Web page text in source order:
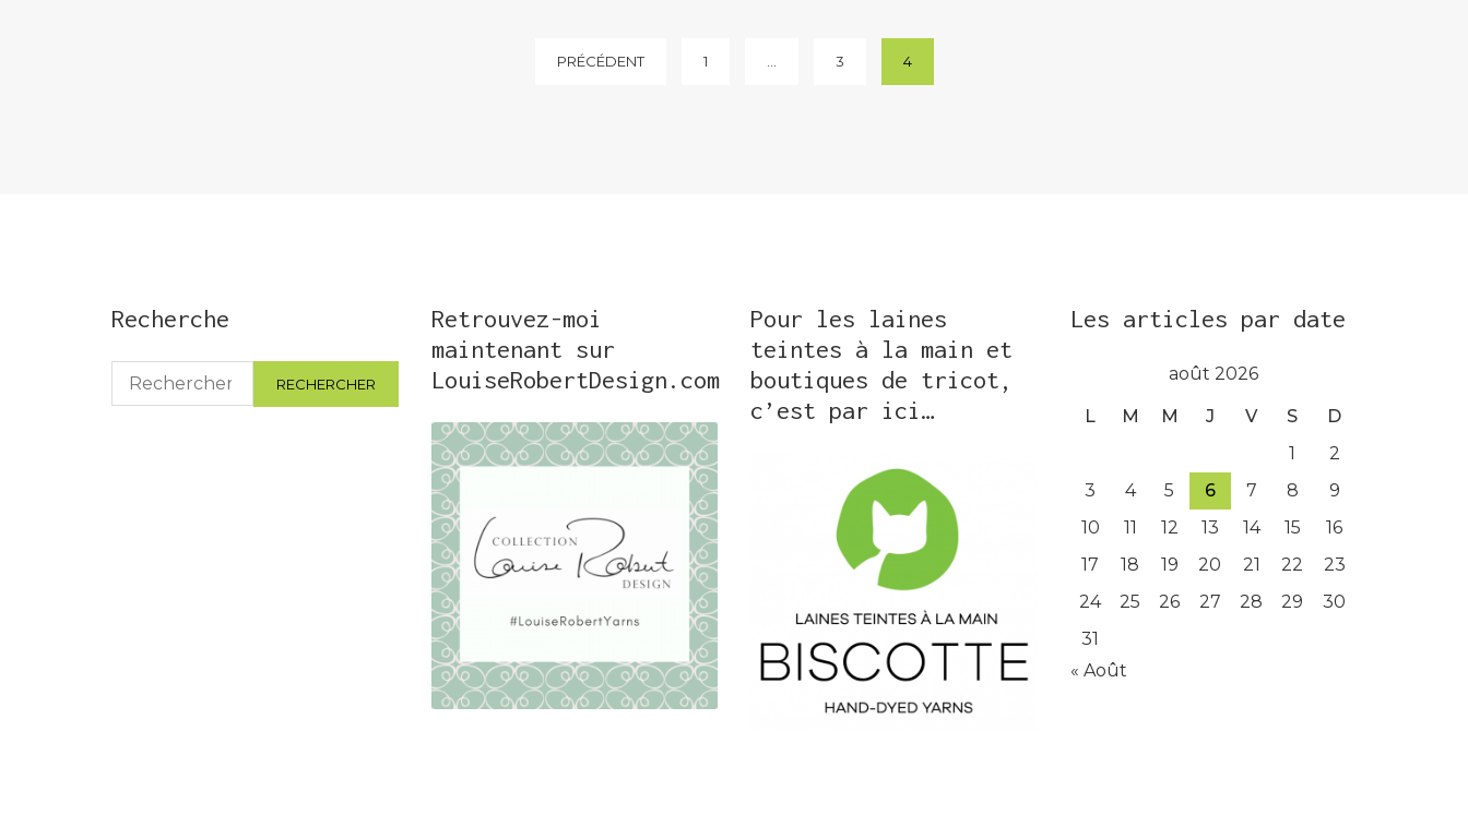
PRÉCÉDENT 1 3 4
Recherche
Rechercher :
Retrouvez-moi
maintenant sur
LouiseRobertDesign.com
Pour les laines
teintes à la main et
boutiques de tricot,
c’est par ici…
Les articles par date
août 2026
L M M J V S
D
1
2
3
4 5 6 7 8
9
10
11 12 13 14 15
16
17
18 19 20 21 22
23
24
25 26 27 28 29
30
31
« Août